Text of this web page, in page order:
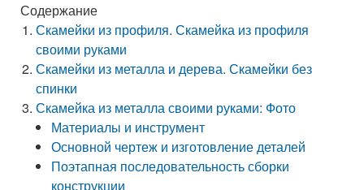
Содержание
Скамейки из профиля. Скамейка из профиля
своими руками
Скамейки из металла и дерева. Скамейки без
спинки
Скамейка из металла своими руками: Фото
Материалы и инструмент
Основной чертеж и изготовление деталей
Поэтапная последовательность сборки
конструкции